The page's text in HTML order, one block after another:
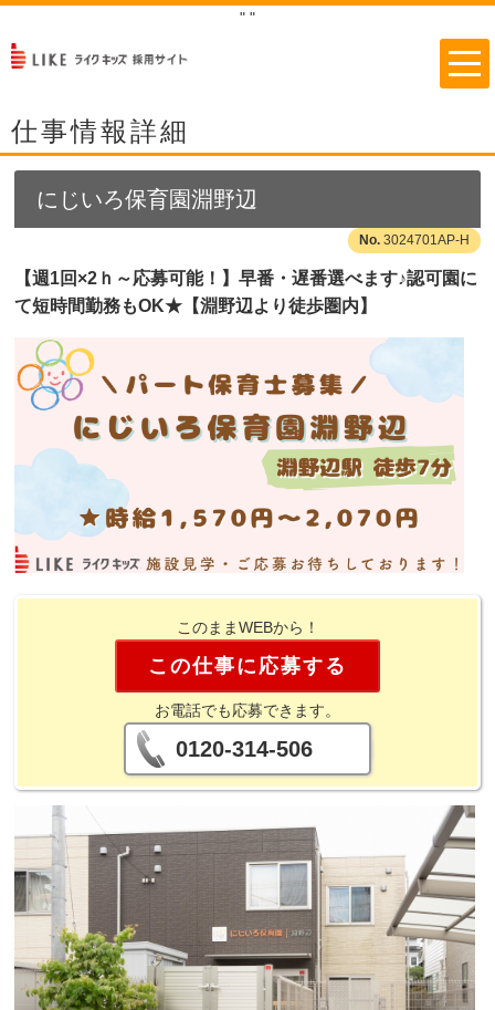
" "
仕事情報詳細
にじいろ保育園淵野辺
3024701AP-H
【週1回×2ｈ～応募可能！】早番・遅番選べます♪認可園に
て短時間勤務もOK★【淵野辺より徒歩圏内】
このままWEBから！
この仕事に応募する
お電話でも応募できます。
0120-314-506